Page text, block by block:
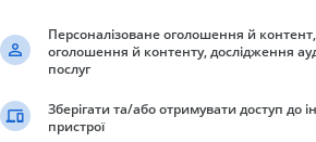
Персоналізоване оголошення й
оголошення й контенту, дослідження
послуг
Зберігати та/або отримувати доступ до
пристрої